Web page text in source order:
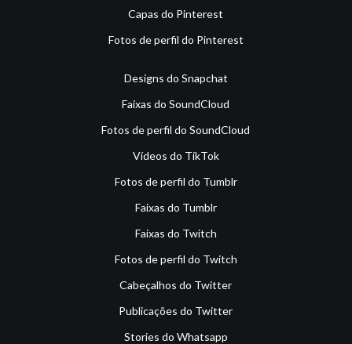
Capas do Pinterest
Fotos de perfil do Pinterest
Designs do Snapchat
Faixas do SoundCloud
Fotos de perfil do SoundCloud
Vídeos do TikTok
Fotos de perfil do Tumblr
Faixas do Tumblr
Faixas do Twitch
Fotos de perfil do Twitch
Cabeçalhos do Twitter
Publicações do Twitter
Stories do Whatsapp